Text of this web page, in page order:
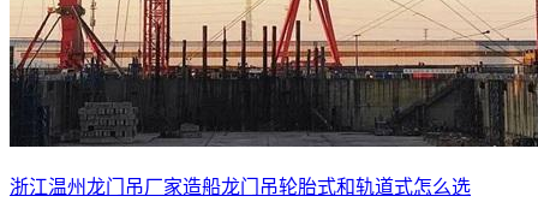
浙江温州龙门吊厂家造船龙门吊轮胎式和轨道式怎么选